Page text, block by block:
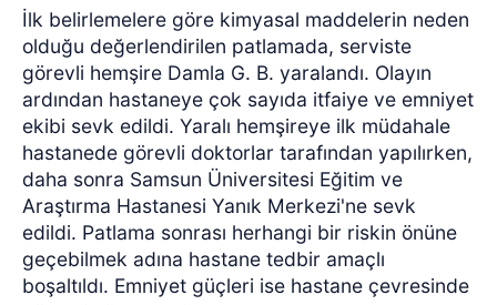
İlk belirlemelere göre kimyasal maddelerin neden
olduğu değerlendirilen patlamada, serviste
görevli hemşire Damla G. B. yaralandı. Olayın
ardından hastaneye çok sayıda itfaiye ve emniyet
ekibi sevk edildi. Yaralı hemşireye ilk müdahale
hastanede görevli doktorlar tarafından yapılırken,
daha sonra Samsun Üniversitesi Eğitim ve
Araştırma Hastanesi Yanık Merkezi'ne sevk
edildi. Patlama sonrası herhangi bir riskin önüne
geçebilmek adına hastane tedbir amaçlı
boşaltıldı. Emniyet güçleri ise hastane çevresinde